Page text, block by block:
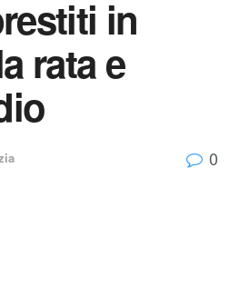
in
rata e
0